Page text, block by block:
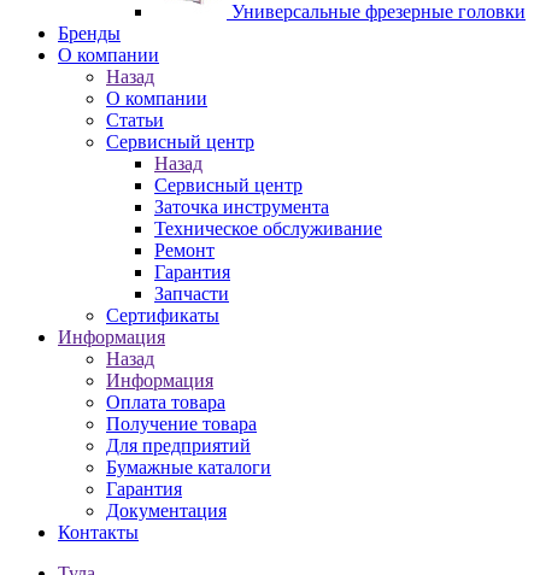
Универсальные фрезерные головки
Бренды
O компании
Назад
O компании
Статьи
Сервисный центр
Назад
Сервисный центр
Заточка инструмента
Техническое обслуживание
Ремонт
Гарантия
Запчасти
Сертификаты
Информация
Назад
Информация
Оплата товара
Получение товара
Для предприятий
Бумажные каталоги
Гарантия
Документация
Контакты